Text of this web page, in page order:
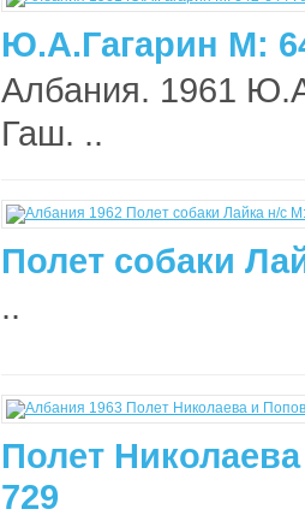
Ю.А.Гагарин M:
Албания. 1961
Гаш. ..
Полет собаки
..
Полет
729